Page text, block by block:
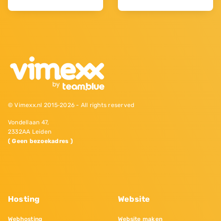
© Vimexx.nl 2015‐2026 - All rights reserved
Vondellaan 47,
2332AA Leiden
( Geen bezoekadres )
Hosting
Webhosting
Website
Website maken